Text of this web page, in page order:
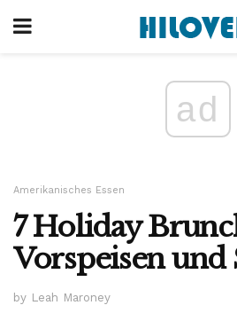
ad
Amerikanisches Essen
7 Holiday
Vorspeisen und
by Leah Maroney